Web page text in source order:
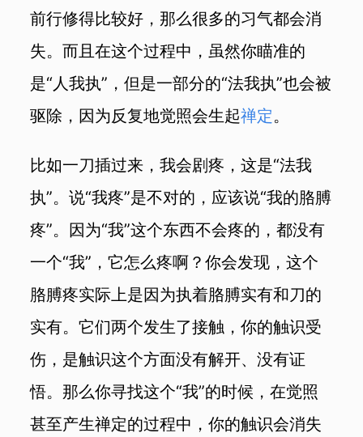
前行修得比较好，那么很多的习气都会消
失。而且在这个过程中，虽然你瞄准的
是“人我执”，但是一部分的“法我执”也会被
驱除，因为反复地觉照会生起禅定。
比如一刀插过来，我会剧疼，这是“法我
执”。说“我疼”是不对的，应该说“我的胳膊
疼”。因为“我”这个东西不会疼的，都没有
一个“我”，它怎么疼啊？你会发现，这个
胳膊疼实际上是因为执着胳膊实有和刀的
实有。它们两个发生了接触，你的触识受
伤，是触识这个方面没有解开、没有证
悟。那么你寻找这个“我”的时候，在觉照
甚至产生禅定的过程中，你的触识会消失